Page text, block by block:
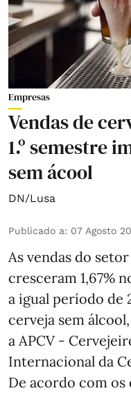
Empresas
Vendas de
1.º semestre
sem ácool
DN/Lusa
Publicado a: 07 Agosto
As vendas do
cresceram 1,67%
a igual período de
cerveja sem
a APCV -
Internacional da
De acordo com os